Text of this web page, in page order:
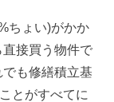
ちょい)がかか
接買う物件で
も修繕積立基
とがすべてに